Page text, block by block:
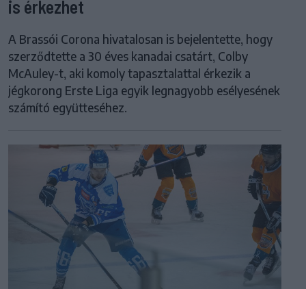
is érkezhet
A Brassói Corona hivatalosan is bejelentette, hogy
szerződtette a 30 éves kanadai csatárt, Colby
McAuley-t, aki komoly tapasztalattal érkezik a
jégkorong Erste Liga egyik legnagyobb esélyesének
számító együtteséhez.